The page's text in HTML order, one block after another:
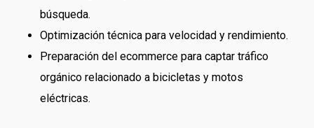
búsqueda.
Optimización técnica para velocidad y rendimiento.
Preparación del ecommerce para captar tráfico
orgánico relacionado a bicicletas y motos
eléctricas.